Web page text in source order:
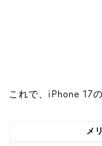
これで、iPhone 17
メ